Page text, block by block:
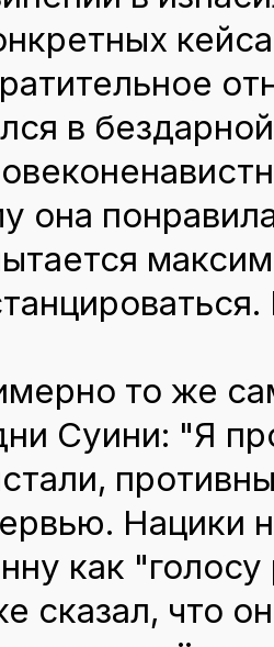
в
она
то же
Суини: "Я
Нацики
как
сказал, что